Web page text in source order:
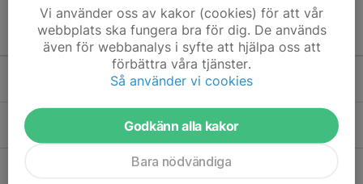
Kommande aktiviteter
Träning
Åsa Idrottshall
Fre 14/8
18:00-19:00 Åsa Idrottshall
Vi använder oss av kakor (cookies) för att vår
webbplats ska fungera bra för dig. De används
även för webbanalys i syfte att hjälpa oss att
förbättra våra tjänster.
Så använder vi cookies
Godkänn alla kakor
Bara nödvändiga